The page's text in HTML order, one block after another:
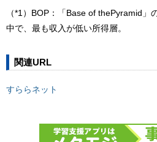
（*1）BOP：「Base of thePyramid」
中で、最も収入が低い所得層。
関連URL
すららネット